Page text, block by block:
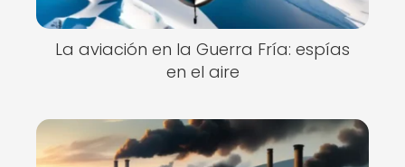
La aviación en la Guerra Fría: espías
en el aire